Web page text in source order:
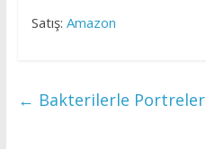
Satış: Amazon
← Bakterilerle Portreler